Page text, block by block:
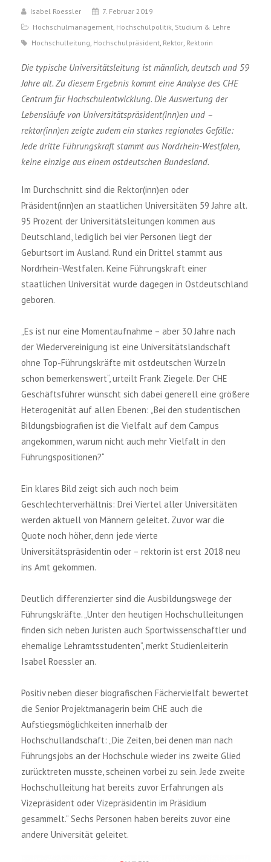
Isabel Roessler
7. Februar 2019
Hochschulmanagement Hochschulpolitik Studium & Lehre
Hochschulleitung Hochschulpräsident Rektor Rektorin
Die typische Universitätsleitung ist männlich, deutsch und 59
Jahre alt. Zu diesem Ergebnis kommt eine Analyse des CHE
Centrum für Hochschulentwicklung. Die Auswertung der
Lebensläufe von Universitätspräsident(inn)en und –
rektor(inn)en zeigte zudem ein starkes regionales Gefälle:
Jede dritte Führungskraft stammt aus Nordrhein-Westfalen,
keine einzige aus einem ostdeutschen Bundesland.
Im Durchschnitt sind die Rektor(inn)en oder
Präsident(inn)en an staatlichen Universitäten 59 Jahre alt.
95 Prozent der Universitätsleitungen kommen aus
Deutschland, lediglich bei vier Personen liegt der
Geburtsort im Ausland. Rund ein Drittel stammt aus
Nordrhein-Westfalen. Keine Führungskraft einer
staatlichen Universität wurde dagegen in Ostdeutschland
geboren.
„Es ist nur eine Momentaufnahme – aber 30 Jahre nach
der Wiedervereinigung ist eine Universitätslandschaft
ohne Top-Führungskräfte mit ostdeutschen Wurzeln
schon bemerkenswert“, urteilt Frank Ziegele. Der CHE
Geschäftsführer wünscht sich dabei generell eine größere
Heterogenität auf allen Ebenen: „Bei den studentischen
Bildungsbiografien ist die Vielfalt auf dem Campus
angekommen, warum nicht auch mehr Vielfalt in den
Führungspositionen?“
Ein klares Bild zeigt sich auch noch beim
Geschlechterverhältnis: Drei Viertel aller Universitäten
werden aktuell von Männern geleitet. Zuvor war die
Quote noch höher, denn jede vierte
Universitätspräsidentin oder – rektorin ist erst 2018 neu
ins Amt gekommen.
Deutlich differenzierter sind die Ausbildungswege der
Führungskräfte. „Unter den heutigen Hochschulleitungen
finden sich neben Juristen auch Sportwissenschaftler und
ehemalige Lehramtsstudenten“, merkt Studienleiterin
Isabel Roessler an.
Positiv neben dieser biografischen Fächervielfalt bewertet
die Senior Projektmanagerin beim CHE auch die
Aufstiegsmöglichkeiten innerhalb der
Hochschullandschaft: „Die Zeiten, bei denen man nach
Führungsjobs an der Hochschule wieder ins zweite Glied
zurücktreten musste, scheinen vorbei zu sein. Jede zweite
Hochschulleitung hat bereits zuvor Erfahrungen als
Vizepräsident oder Vizepräsidentin im Präsidium
gesammelt.“ Sechs Personen haben bereits zuvor eine
andere Universität geleitet.